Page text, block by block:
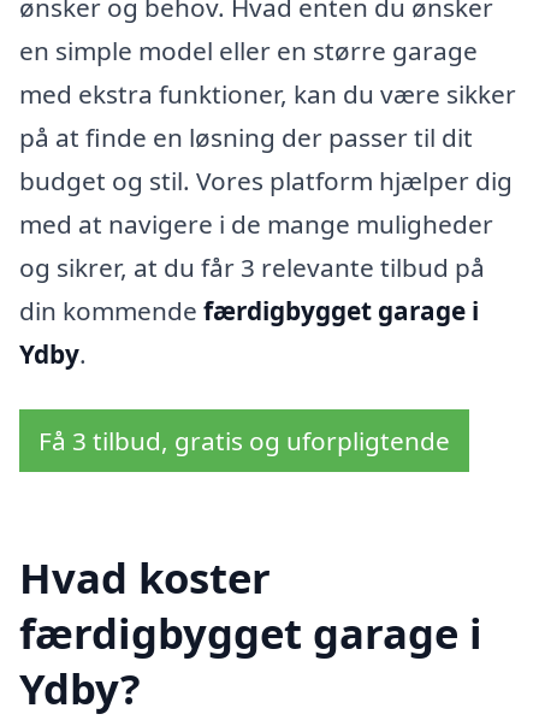
ønsker og behov. Hvad enten du ønsker
en simple model eller en større garage
med ekstra funktioner, kan du være sikker
på at finde en løsning der passer til dit
budget og stil. Vores platform hjælper dig
med at navigere i de mange muligheder
og sikrer, at du får 3 relevante tilbud på
din kommende færdigbygget garage i
Ydby.
Få 3 tilbud, gratis og uforpligtende
Hvad koster
færdigbygget garage i
Ydby?